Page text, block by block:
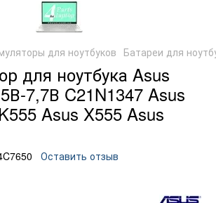
для ноутбуков Батареи для
для ноутбука Asus
7,7В C21N1347 Asus
Asus X555 Asus
Оставить отзыв